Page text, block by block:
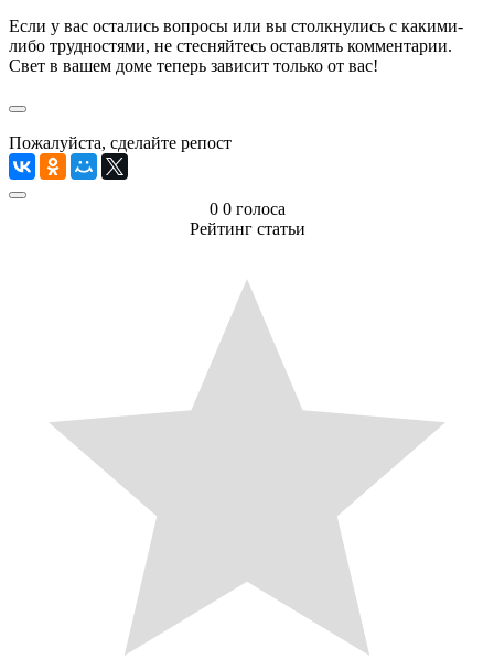
Если у вас остались вопросы или вы столкнулись с какими-
либо трудностями, не стесняйтесь оставлять комментарии.
Свет в вашем доме теперь зависит только от вас!
Пожалуйста, сделайте репост
0 0 голоса
Рейтинг статьи